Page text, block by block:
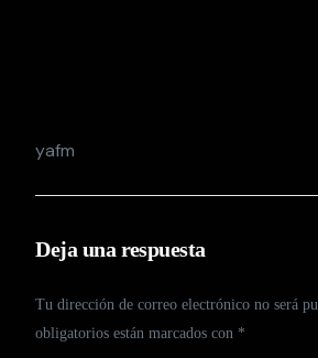
yafm
Deja una respuesta
Tu dirección de correo electrónico no será
obligatorios están marcados con *